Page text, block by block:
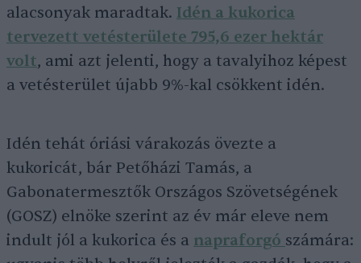
alacsonyak maradtak. Idén a kukorica
tervezett vetésterülete 795,6 ezer hektár
volt, ami azt jelenti, hogy a tavalyihoz képest
a vetésterület újabb 9%-kal csökkent idén.
Idén tehát óriási várakozás övezte a
kukoricát, bár Petőházi Tamás, a
Gabonatermesztők Országos Szövetségének
(GOSZ) elnöke szerint az év már eleve nem
indult jól a kukorica és a napraforgó számára: